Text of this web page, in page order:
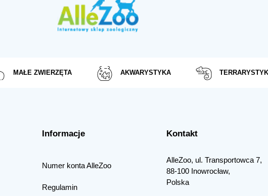
MAŁE ZWIERZĘTA AKWARYSTYKA
Informacje
Numer konta AlleZoo
Regulamin
Kontakt
AlleZoo, ul. Transportowca 7,
88-100 Inowrocław,
Polska